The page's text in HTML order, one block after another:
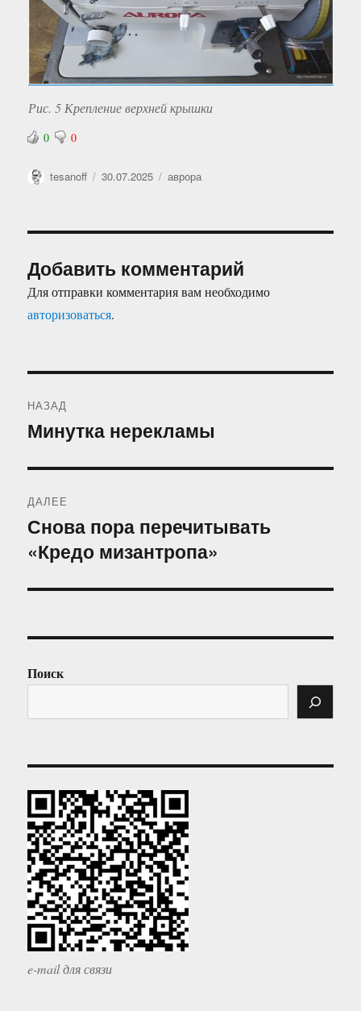
Рис. 5 Крепление верхней крышки
0 0
Автор
tesanoff Опубликовано
30.07.2025 Рубрики
аврора
Добавить комментарий
Для отправки комментария вам необходимо
авторизоваться.
по
НАЗАД
Предыдущая
Минутка нерекламы
ДАЛЕЕ
Следующая
запись:
Снова пора перечитывать
«Кредо мизантропа»
Поиск
e-mail для связи